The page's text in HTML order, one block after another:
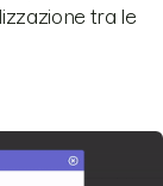
tra le